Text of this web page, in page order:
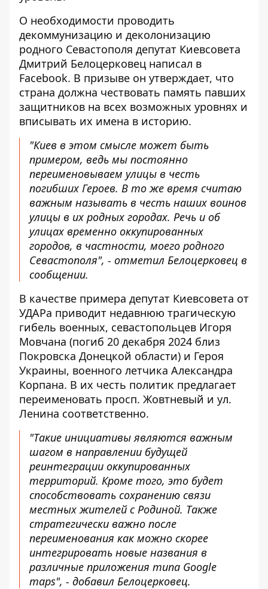
О необходимости проводить
декоммунизацию и деколонизацию
родного Севастополя депутат Киевсовета
Дмитрий Белоцерковец написал в
Facebook. В призыве он утверждает, что
страна должна чествовать память павших
защитников на всех возможных уровнях и
вписывать их имена в историю.
"Киев в этом смысле может быть
примером, ведь мы постоянно
переименовываем улицы в честь
погибших Героев. В то же время считаю
важным называть в честь наших воинов
улицы в их родных городах. Речь и об
улицах временно оккупированных
городов, в частности, моего родного
Севастополя", - отметил Белоцерковец в
сообщении.
В качестве примера депутат Киевсовета от
УДАРа приводит недавнюю трагическую
гибель военных, севастопольцев Игоря
Мовчана (погиб 20 декабря 2024 близ
Покровска Донецкой области) и Героя
Украины, военного летчика Александра
Корпана. В их честь политик предлагает
переименовать просп. Жовтневый и ул.
Ленина соответственно.
"Такие инициативы являются важным
шагом в направлении будущей
реинтеграции оккупированных
территорий. Кроме того, это будет
способствовать сохранению связи
местных жителей с Родиной. Также
стратегически важно после
переименования как можно скорее
интегрировать новые названия в
различные приложения типа Google
maps", - добавил Белоцерковец.